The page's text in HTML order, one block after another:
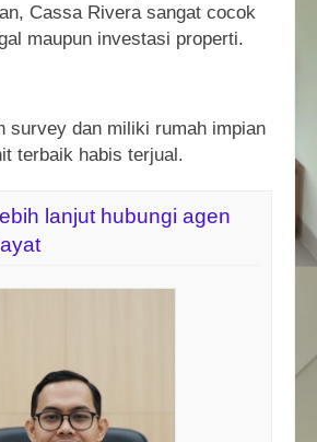
Cassa Rivera sangat cocok
maupun investasi properti.
survey dan miliki rumah impian
terbaik habis terjual.
lanjut hubungi agen